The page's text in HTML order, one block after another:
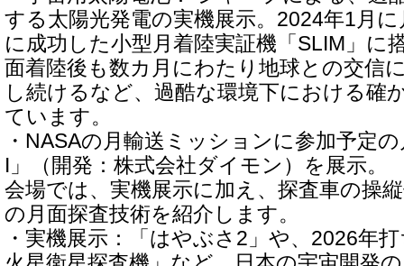
する太陽光発電の実機展示。2024年1月
に成功した小型月着陸実証機「SLIM」に
面着陸後も数カ月にわたり地球との交信
し続けるなど、過酷な環境下における確
ています。
・NASAの月輸送ミッションに参加予定
I」（開発：株式会社ダイモン）を展示。
会場では、実機展示に加え、探査車の操
の月面探査技術を紹介します。
・実機展示：「はやぶさ2」や、2026年